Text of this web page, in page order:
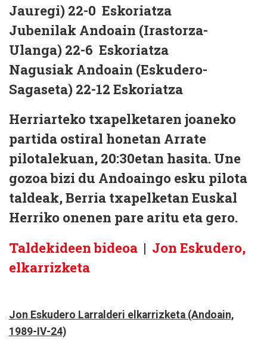
Jauregi) 22-0 Eskoriatza
Jubenilak Andoain (Irastorza-
Ulanga) 22-6 Eskoriatza
Nagusiak Andoain (Eskudero-
Sagaseta) 22-12 Eskoriatza
Herriarteko txapelketaren joaneko
partida ostiral honetan Arrate
pilotalekuan, 20:30etan hasita. Une
gozoa bizi du Andoaingo esku pilota
taldeak, Berria txapelketan Euskal
Herriko onenen pare aritu eta gero.
Taldekideen bideoa | Jon Eskudero,
elkarrizketa
Jon Eskudero Larralderi elkarrizketa (Andoain,
1989-IV-24)